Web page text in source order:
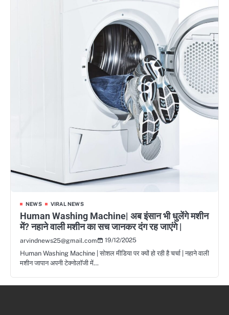
NEWS VIRAL NEWS
Human Washing Machine| अब इंसान भी धुलेंगे मशीन
में? नहाने वाली मशीन का सच जानकर दंग रह जाएंगे |
arvindnews25@gmail.com
19/12/2025
Human Washing Machine | सोशल मीडिया पर क्यों हो रही है चर्चा | नहाने वाली
मशीन जापान अपनी टेक्नोलॉजी में…